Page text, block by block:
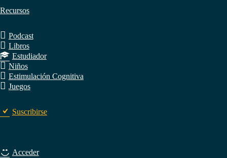
Recursos
Podcast
Libros
Estudiador
Niños
Estimulación Cognitiva
Juegos
Suscribirse
Acceder